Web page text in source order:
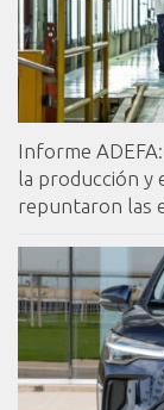
Informe
la producción y
repuntaron las